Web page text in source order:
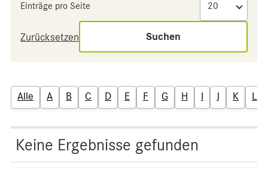
Einträge pro Seite
Zurücksetzen Suchen
Alle A B C D E F G H I J K L
Keine Ergebnisse gefunden